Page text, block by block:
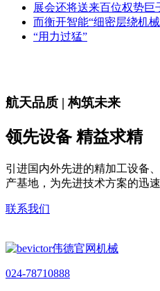
展会还将送来百位权势巨
而衡开智能“细密层绕机
“用力过猛”
航天品质 | 构筑未来
领先设备 精益求精
引进国内外先进的精加工设备
产基地，为先进技术方案的迅
联系我们
024-78710888